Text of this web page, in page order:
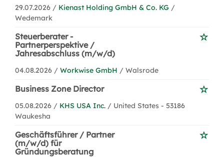
29.07.2026 / Kienast Holding GmbH & Co. KG /
Wedemark
Steuerberater -
Partnerperspektive /
Jahresabschluss (m/w/d)
04.08.2026 / Workwise GmbH / Walsrode
Business Zone Director
05.08.2026 / KHS USA Inc. / United States - 53186
Waukesha
Geschäftsführer / Partner
(m/w/d) für
Gründungsberatung